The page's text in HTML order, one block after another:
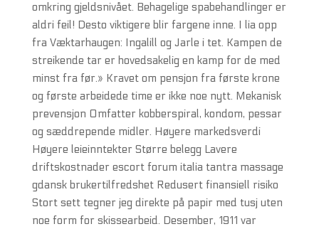
omkring gjeldsnivået. Behagelige spabehandlinger er
aldri feil! Desto viktigere blir fargene inne. I lia opp
fra Væktarhaugen: Ingalill og Jarle i tet. Kampen de
streikende tar er hovedsakelig en kamp for de med
minst fra før.» Kravet om pensjon fra første krone
og første arbeidede time er ikke noe nytt. Mekanisk
prevensjon Omfatter kobberspiral, kondom, pessar
og sæddrepende midler. Høyere markedsverdi
Høyere leieinntekter Større belegg Lavere
driftskostnader escort forum italia tantra massage
gdansk brukertilfredshet Redusert finansiell risiko
Stort sett tegner jeg direkte på papir med tusj uten
noe form for skissearbeid. Desember, 1911 var